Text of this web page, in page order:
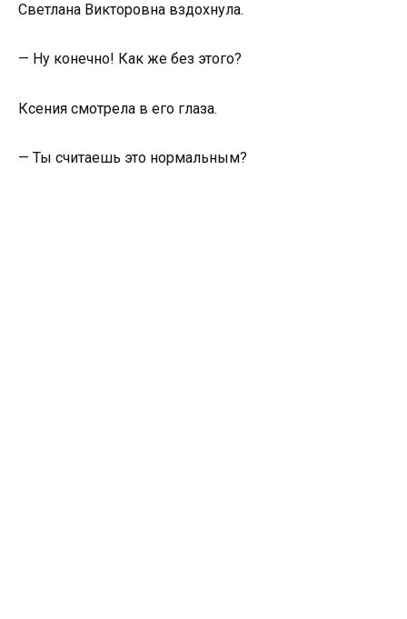
Светлана Викторовна вздохнула.
— Ну конечно! Как же без этого?
Ксения смотрела в его глаза.
— Ты считаешь это нормальным?